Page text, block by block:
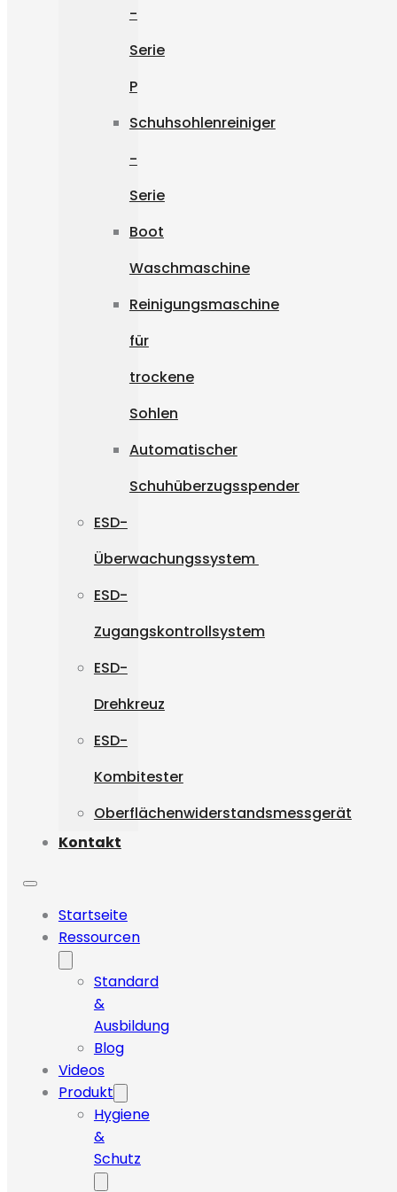
-
Serie
P
Schuhsohlenreiniger
-
Serie
Boot
Waschmaschine
Reinigungsmaschine
für
trockene
Sohlen
Automatischer
Schuhüberzugsspender
ESD-
Überwachungssystem
ESD-
Zugangskontrollsystem
ESD-
Drehkreuz
ESD-
Kombitester
Oberflächenwiderstandsmessgerät
Kontakt
Startseite
Ressourcen
Standard
&
Ausbildung
Blog
Videos
Produkt
Hygiene
&
Schutz